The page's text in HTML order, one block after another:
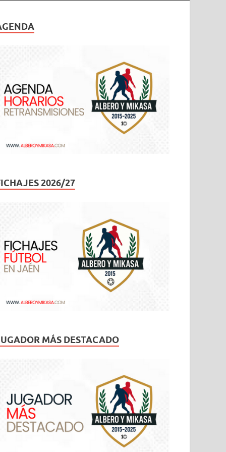
2026/27
MÁS DESTACADO